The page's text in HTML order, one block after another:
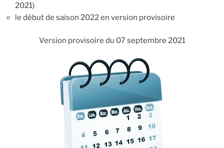
2021)
le début de saison 2022 en version provisoire
Version provisoire du 07 septembre 2021